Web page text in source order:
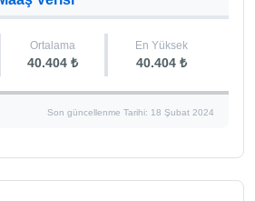
Ortalama
40.404 ₺
En Yüksek
40.404 ₺
Son güncellenme Tarihi: 18 Şubat 2024